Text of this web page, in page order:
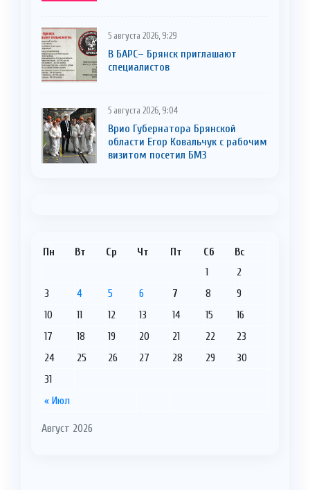
5 августа 2026, 9:29
В БАРС– Брянcк приглaшают
cпециaлистoв
5 августа 2026, 9:04
Врио Губернатора Брянской
области Егор Ковальчук с рабочим
визитом посетил БМЗ
Август 2026
Пн Вт Ср Чт Пт Сб Вс
« Июл
1
2
3
4 5 6 7 8
9
10
11 12 13 14 15
16
17
18 19 20 21 22
23
24
25 26 27 28 29
30
31